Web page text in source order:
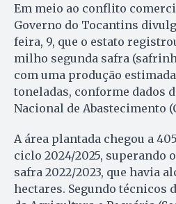
Em meio ao conflito
Governo do Tocantins
feira, 9, que o estato
milho segunda safra
com uma produção
toneladas, conforme dados
Nacional de Abastecimento
A área plantada chegou a
ciclo 2024/2025, superando
safra 2022/2023, que havia
hectares. Segundo técnicos